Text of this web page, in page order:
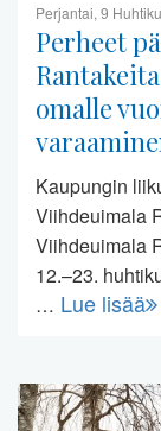
Perjantai, 9
Perheet
omalle
Kaupungin
Viihdeuimala
Viihdeuimala
12.–23.
… Lue lisää